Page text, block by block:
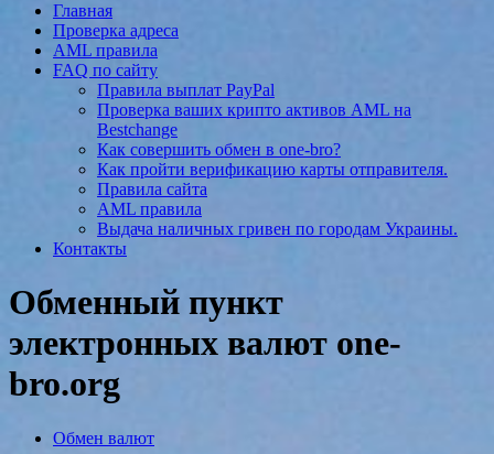
Главная
Проверка адреса
AML правила
FAQ по сайту
Правила выплат PayPal
Проверка ваших крипто активов AML на
Bestchange
Как совершить обмен в one-bro?
Как пройти верификацию карты отправителя.
Правила сайта
AML правила
Выдача наличных гривен по городам Украины.
Контакты
Обменный пункт
электронных валют one-
bro.org
Обмен валют